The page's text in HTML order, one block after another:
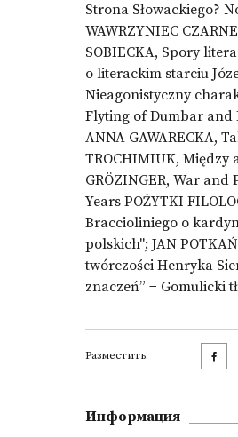
Strona Słowackiego?
WAWRZYNIEC
SOBIECKA, Spory
o literackim starciu
Nieagonistyczny
Flyting of Dumbar and
ANNA GAWARECKA,
TROCHIMIUK, Między
GRÖZINGER, War
Years POŻYTKI
Braccioliniego o
polskich"; JAN
twórczości Henryka
znaczeń” − Gomulicki
Разместить:
Информация